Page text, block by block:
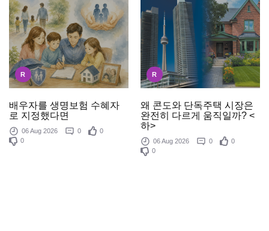
R
배우자를 생명보험 수혜자
로 지정했다면
06 Aug 2026 0
0
0
R
왜 콘도와 단독주택 시장은
완전히 다르게 움직일까? <
하>
06 Aug 2026 0
0
0